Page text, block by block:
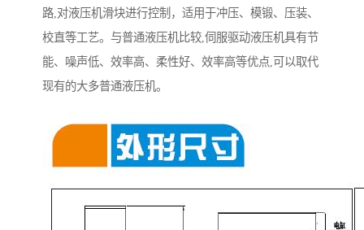
路,对液压机滑块进行控制，适用于冲压、模锻、压装、
校直等工艺。与普通液压机比较,伺服驱动液压机具有节
能、噪声低、效率高、柔性好、效率高等优点,可以取代
现有的大多普通液压机。